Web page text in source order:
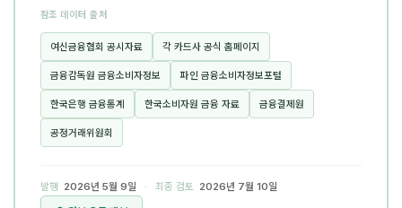
참조 데이터 출처
여신금융협회 공시자료 각 카드사 공식 홈페이지
금융감독원 금융소비자정보 파인 금융소비자정보포털
한국은행 금융통계 한국소비자원 금융 자료 금융결제원
공정거래위원회
발행 2026년 5월 9일 · 최종 검토
2026년 7월 10일